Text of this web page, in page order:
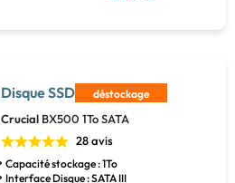
Disque SSD déstockage
Crucial BX500 1To SATA
28 avis
Capacité stockage : 1To
Interface Disque : SATA III